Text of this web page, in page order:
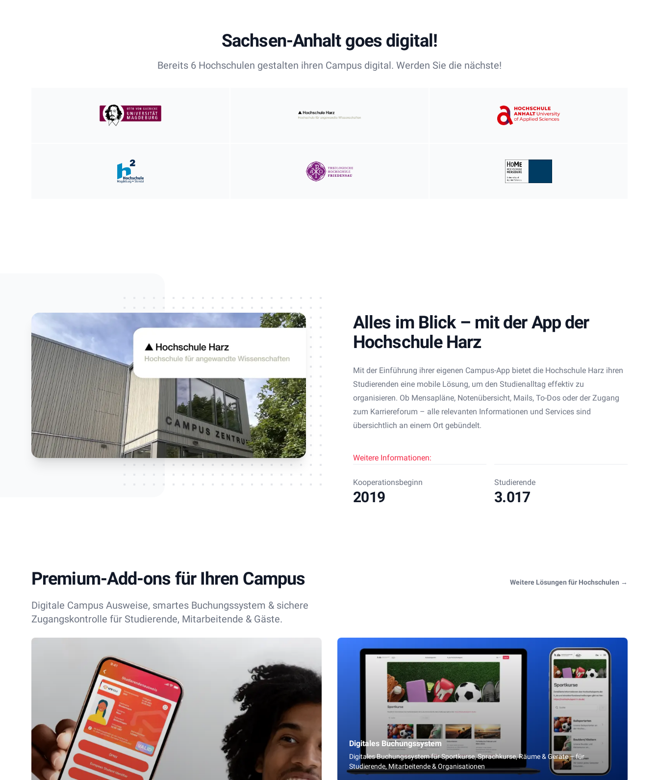
Sachsen-Anhalt goes digital!
Bereits 6 Hochschulen gestalten ihren Campus digital. Werden Sie die nächste!
Alles im Blick – mit der App der
Hochschule Harz
Mit der Einführung ihrer eigenen Campus-App bietet die Hochschule Harz ihren
Studierenden eine mobile Lösung, um den Studienalltag effektiv zu
organisieren. Ob Mensapläne, Notenübersicht, Mails, To-Dos oder der Zugang
zum Karriereforum – alle relevanten Informationen und Services sind
übersichtlich an einem Ort gebündelt.
Weitere Informationen:
Kooperationsbeginn
2019
Studierende
3.017
Premium-Add-ons für Ihren Campus
Digitale Campus Ausweise, smartes Buchungssystem & sichere
Zugangskontrolle für Studierende, Mitarbeitende & Gäste.
Weitere Lösungen für Hochschulen →
Digitales Buchungssystem
Digitales Buchungssystem für Sportkurse, Sprachkurse, Räume & Geräte – für
Studierende, Mitarbeitende & Organisationen